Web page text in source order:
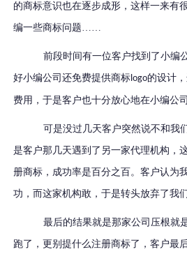
的商标意识也在逐步成形，这样一来有
编一些商标问题……
前段时间有一位客户找到了小编
好小编公司还免费提供商标logo的设计
费用，于是客户也十分放心地在小编公
可是没过几天客户突然说不和我
是客户那几天遇到了另一家代理机构，
册商标，成功率是百分之百。客户认为
功，而这家机构敢，于是转头放弃了我们
最后的结果就是那家公司压根就
跑了，更别提什么注册商标了，客户最